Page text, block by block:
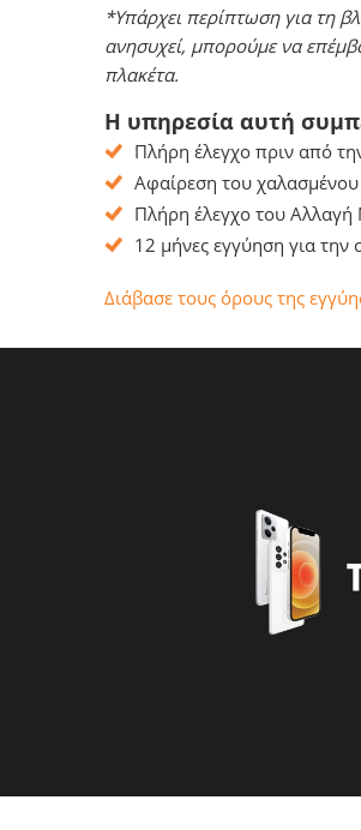
*Υπάρχει περίπτωση για τη
ανησυχεί, μπορούμε να
πλακέτα.
Η υπηρεσία αυτή
Πλήρη έλεγχο πριν από
Αφαίρεση του χαλασμένου
Πλήρη έλεγχο του Αλλαγή
12 μήνες εγγύηση για την
Διάβασε τους όρους της